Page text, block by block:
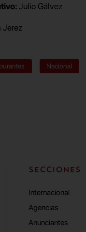
Julio Gálvez
Jerez
Nacional
SECCIONES
Internacional
Agencias
Anunciantes